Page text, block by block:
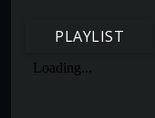
PLAYLIST